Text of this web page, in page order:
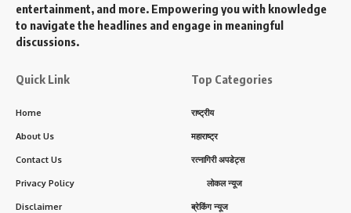
entertainment, and more. Empowering you with knowledge
to navigate the headlines and engage in meaningful
discussions.
Quick Link
Home
About Us
Contact Us
Privacy Policy
Disclaimer
Top Categories
राष्ट्रीय
महाराष्ट्र
रत्नागिरी अपडेट्स
लोकल न्यूज
ब्रेकिंग न्यूज